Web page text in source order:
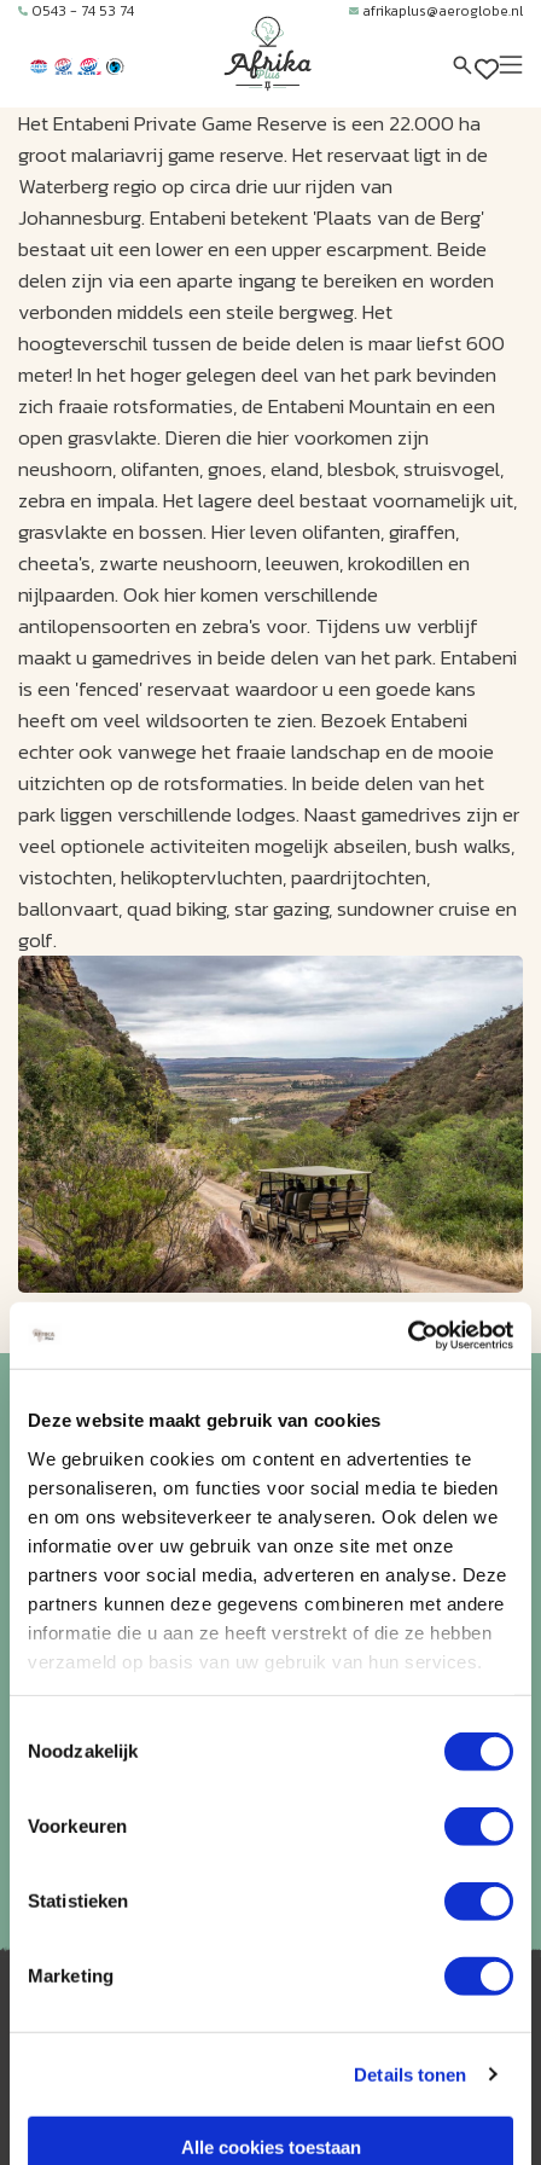
Deze website maakt gebruik van cookies
We gebruiken cookies om content en advertenties te
personaliseren, om functies voor social media te bieden
en om ons websiteverkeer te analyseren. Ook delen we
informatie over uw gebruik van onze site met onze
partners voor social media, adverteren en analyse. Deze
partners kunnen deze gegevens combineren met andere
informatie die u aan ze heeft verstrekt of die ze hebben
verzameld op basis van uw gebruik van hun services.
Noodzakelijk
Voorkeuren
Statistieken
Marketing
Details tonen
Alle cookies toestaan
0543 - 74 53 74 afrikaplus@aeroglobe.nl
Het Entabeni Private Game Reserve is een 22.000 ha
groot malariavrij game reserve. Het reservaat ligt in de
Waterberg regio op circa drie uur rijden van
Johannesburg. Entabeni betekent 'Plaats van de Berg'
bestaat uit een lower en een upper escarpment. Beide
delen zijn via een aparte ingang te bereiken en worden
verbonden middels een steile bergweg. Het
hoogteverschil tussen de beide delen is maar liefst 600
meter! In het hoger gelegen deel van het park bevinden
zich fraaie rotsformaties, de Entabeni Mountain en een
open grasvlakte. Dieren die hier voorkomen zijn
neushoorn, olifanten, gnoes, eland, blesbok, struisvogel,
zebra en impala. Het lagere deel bestaat voornamelijk uit,
grasvlakte en bossen. Hier leven olifanten, giraffen,
cheeta's, zwarte neushoorn, leeuwen, krokodillen en
nijlpaarden. Ook hier komen verschillende
antilopensoorten en zebra's voor. Tijdens uw verblijf
maakt u gamedrives in beide delen van het park. Entabeni
is een 'fenced' reservaat waardoor u een goede kans
heeft om veel wildsoorten te zien. Bezoek Entabeni
echter ook vanwege het fraaie landschap en de mooie
uitzichten op de rotsformaties. In beide delen van het
park liggen verschillende lodges. Naast gamedrives zijn er
veel optionele activiteiten mogelijk abseilen, bush walks,
vistochten, helikoptervluchten, paardrijtochten,
ballonvaart, quad biking, star gazing, sundowner cruise en
golf.
Blijf op de hoogte van de
mooiste reizen
Ontvang circa 1 maal per maand onze nieuwsbrief met de
laatste aanbiedingen. U kunt zich elk moment weer
uitschrijven via de afmeldlink in de nieuwsbrief.
Aanmelden
Lees in onsprivacybeleidhoe wij zorgvuldig omgaan met uw
gegevens.
AfrikaPlus is al 25 jaar toonaangevend op de